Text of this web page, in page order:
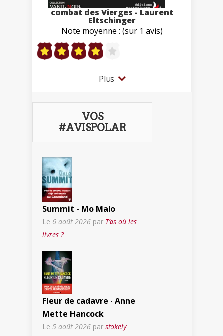
combat des Vierges - Laurent
Eltschinger
Note moyenne : (sur 1 avis)
Plus
VOS
#AVISPOLAR
Summit - Mo Malo
Le 6 août 2026 par T’as où les
livres ?
Fleur de cadavre - Anne
Mette Hancock
Le 5 août 2026 par stokely